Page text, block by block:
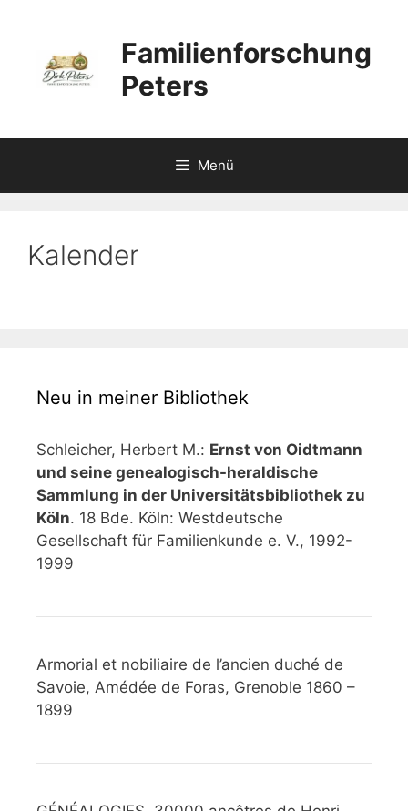
springen
Familienforschung
Peters
Menü
Kalender
Neu in meiner Bibliothek
Schleicher, Herbert M.: Ernst von Oidtmann
und seine genealogisch-heraldische
Sammlung in der Universitätsbibliothek zu
Köln. 18 Bde. Köln: Westdeutsche
Gesellschaft für Familienkunde e. V., 1992-
1999
Armorial et nobiliaire de l’ancien duché de
Savoie, Amédée de Foras, Grenoble 1860 –
1899